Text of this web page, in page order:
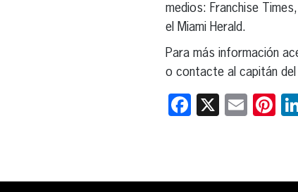
medios: Franchise
el Miami Herald.
Para más información
o contacte al capitán del
Facebook
X Email